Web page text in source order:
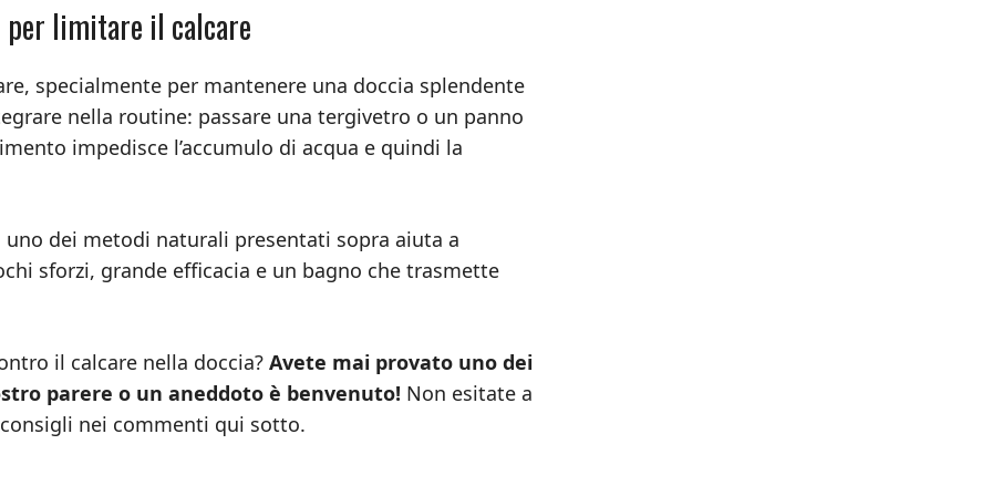
limitare il calcare
specialmente per mantenere una doccia splendente
nella routine: passare una tergivetro o un panno
impedisce l’accumulo di acqua e quindi la
dei metodi naturali presentati sopra aiuta a
sforzi, grande efficacia e un bagno che trasmette
il calcare nella doccia? Avete mai provato uno dei
parere o un aneddoto è benvenuto! Non esitate a
nei commenti qui sotto.